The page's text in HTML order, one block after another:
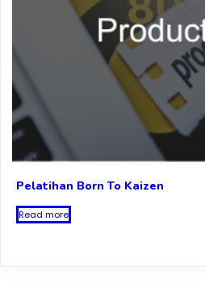
Pelatihan Born To Kaizen
Read more